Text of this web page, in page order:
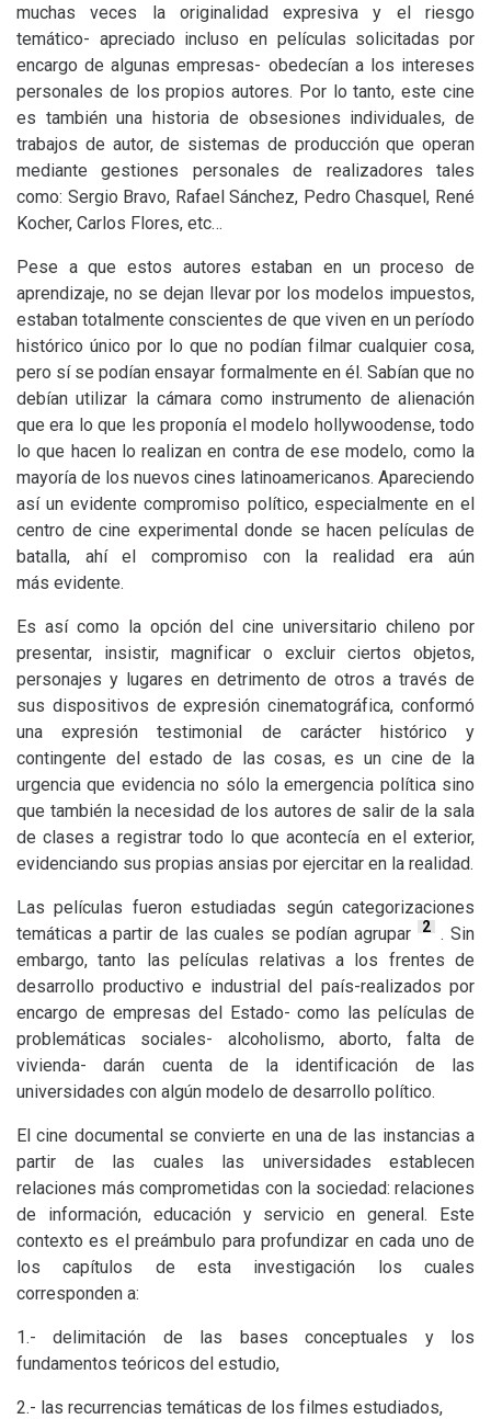
muchas veces la originalidad expresiva y el riesgo
temático- apreciado incluso en películas solicitadas por
encargo de algunas empresas- obedecían a los intereses
personales de los propios autores. Por lo tanto, este cine
es también una historia de obsesiones individuales, de
trabajos de autor, de sistemas de producción que operan
mediante gestiones personales de realizadores tales
como: Sergio Bravo, Rafael Sánchez, Pedro Chasquel, René
Kocher, Carlos Flores, etc…
Pese a que estos autores estaban en un proceso de
aprendizaje, no se dejan llevar por los modelos impuestos,
estaban totalmente conscientes de que viven en un período
histórico único por lo que no podían filmar cualquier cosa,
pero sí se podían ensayar formalmente en él. Sabían que no
debían utilizar la cámara como instrumento de alienación
que era lo que les proponía el modelo hollywoodense, todo
lo que hacen lo realizan en contra de ese modelo, como la
mayoría de los nuevos cines latinoamericanos. Apareciendo
así un evidente compromiso político, especialmente en el
centro de cine experimental donde se hacen películas de
batalla, ahí el compromiso con la realidad era aún
más evidente.
Es así como la opción del cine universitario chileno por
presentar, insistir, magnificar o excluir ciertos objetos,
personajes y lugares en detrimento de otros a través de
sus dispositivos de expresión cinematográfica, conformó
una expresión testimonial de carácter histórico y
contingente del estado de las cosas, es un cine de la
urgencia que evidencia no sólo la emergencia política sino
que también la necesidad de los autores de salir de la sala
de clases a registrar todo lo que acontecía en el exterior,
evidenciando sus propias ansias por ejercitar en la realidad.
Las películas fueron estudiadas según categorizaciones
temáticas a partir de las cuales se podían agrupar
2
. Sin
embargo, tanto las películas relativas a los frentes de
desarrollo productivo e industrial del país-realizados por
encargo de empresas del Estado- como las películas de
problemáticas sociales- alcoholismo, aborto, falta de
vivienda- darán cuenta de la identificación de las
universidades con algún modelo de desarrollo político.
El cine documental se convierte en una de las instancias a
partir de las cuales las universidades establecen
relaciones más comprometidas con la sociedad: relaciones
de información, educación y servicio en general. Este
contexto es el preámbulo para profundizar en cada uno de
los capítulos de esta investigación los cuales
corresponden a:
1.- delimitación de las bases conceptuales y los
fundamentos teóricos del estudio,
2.- las recurrencias temáticas de los filmes estudiados,